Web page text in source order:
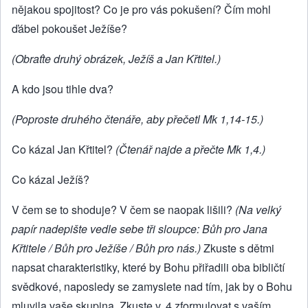
nějakou spojitost? Co je pro vás pokušení? Čím mohl
ďábel pokoušet Ježíše?
(Obraťte druhý obrázek, Ježíš a Jan Křtitel.)
A kdo jsou tihle dva?
(Poproste druhého čtenáře, aby přečetl Mk 1,14-15.)
Co kázal Jan Křtitel? (Čtenář najde a přečte Mk 1,4.)
Co kázal Ježíš?
V čem se to shoduje? V čem se naopak lišili? (Na velký
papír nadepište vedle sebe tři sloupce: Bůh pro Jana
Křtitele / Bůh pro Ježíše / Bůh pro nás.)Zkuste s dětmi
napsat charakteristiky, které by Bohu přiřadili oba bibličtí
svědkové, naposledy se zamyslete nad tím, jak by o Bohu